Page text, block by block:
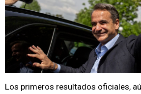
Los primeros resultados oficiales,